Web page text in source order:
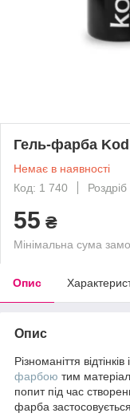
Гель-фарба
Немає в наявності
Код: 1 740
Роздріб
55 ₴
Мінімальна сума
Опис
Опис
Різноманіття
фарбою тим
попит під час
фарба